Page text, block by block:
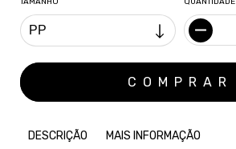
TAMANHO QUANTIDADE
DESCRIÇÃO MAIS INFORMAÇÃO